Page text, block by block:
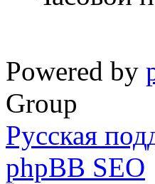
Powered by
Group
Русская
phpBB SEO